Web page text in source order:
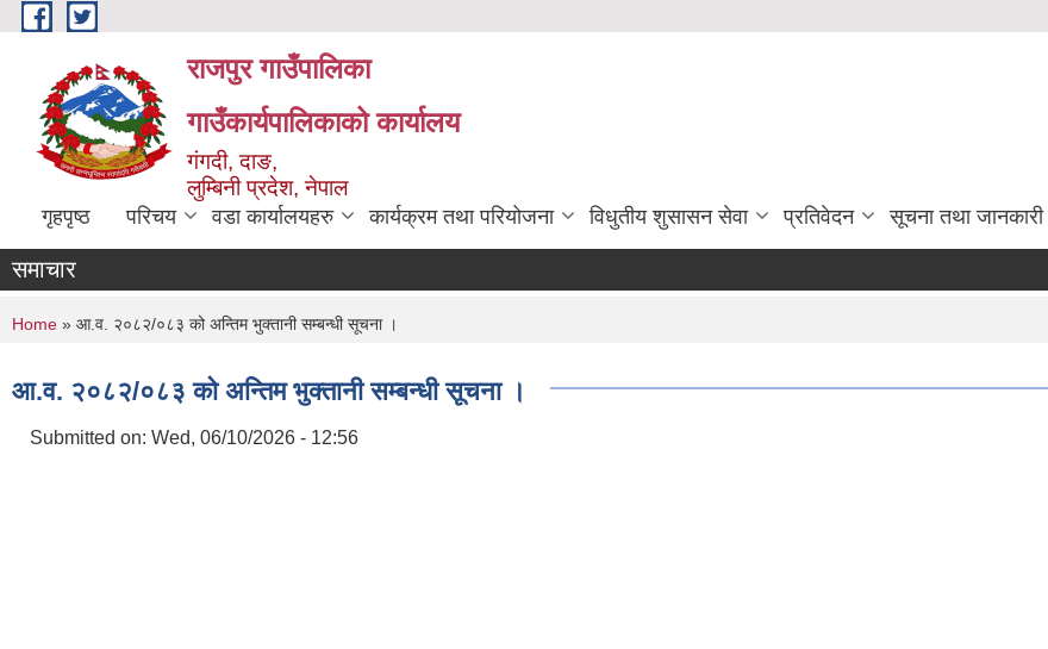
Skip to main content
राजपुर गाउँपालिका
गाउँकार्यपालिकाको कार्यालय
गंगदी, दाङ,
लुम्बिनी प्रदेश, नेपाल
गृहपृष्ठ परिचय वडा कार्यालयहरु कार्यक्रम तथा परियोजना विधुतीय शुसासन सेवा प्रतिवेदन सूचना तथा जानकारी
समाचार
You are here
Home » आ.व. २०८२/०८३ को अन्तिम भुक्तानी सम्बन्धी सूचना ।
आ.व. २०८२/०८३ को अन्तिम भुक्तानी सम्बन्धी सूचना ।
Submitted on: Wed, 06/10/2026 - 12:56